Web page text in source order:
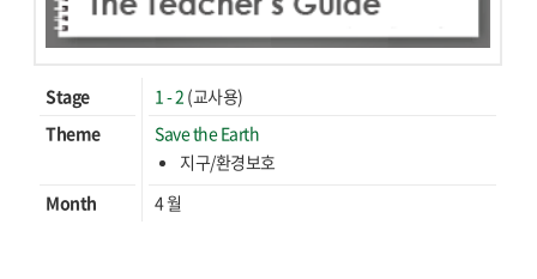
Stage 1 - 2 (교사용)
Theme
Save the Earth
지구/환경보호
Month
4 월